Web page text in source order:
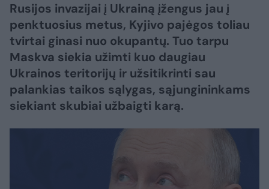
Rusijos invazijai į Ukrainą įžengus jau į
penktuosius metus, Kyjivo pajėgos toliau
tvirtai ginasi nuo okupantų. Tuo tarpu
Maskva siekia užimti kuo daugiau
Ukrainos teritorijų ir užsitikrinti sau
palankias taikos sąlygas, sąjungininkams
siekiant skubiai užbaigti karą.​​​​​​​​​​​​​​​​​​​​​​​​​​​